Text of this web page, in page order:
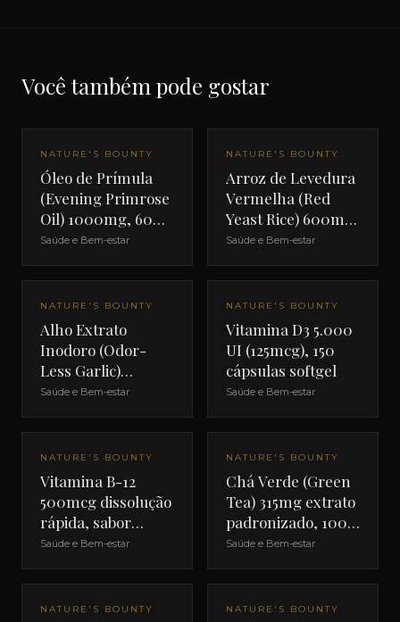
Você também pode gostar
NATURE'S BOUNTY
Óleo de Prímula
(Evening Primrose
Oil) 1000mg, 60
cápsulas softgel
Saúde e Bem-estar
NATURE'S BOUNTY
Arroz de Levedura
Vermelha (Red
Yeast Rice) 600mg,
120 cápsulas
Saúde e Bem-estar
NATURE'S BOUNTY
Alho Extrato
Inodoro (Odor-
Less Garlic)
1000mg, 100
Saúde e Bem-estar
NATURE'S BOUNTY
Vitamina D3 5.000
UI (125mcg), 150
cápsulas softgel
Saúde e Bem-estar
NATURE'S BOUNTY
Vitamina B-12
500mcg dissolução
rápida, sabor
cereja, 100
Saúde e Bem-estar
NATURE'S BOUNTY
Chá Verde (Green
Tea) 315mg extrato
padronizado, 100
cápsulas
Saúde e Bem-estar
NATURE'S BOUNTY NATURE'S BOUNTY